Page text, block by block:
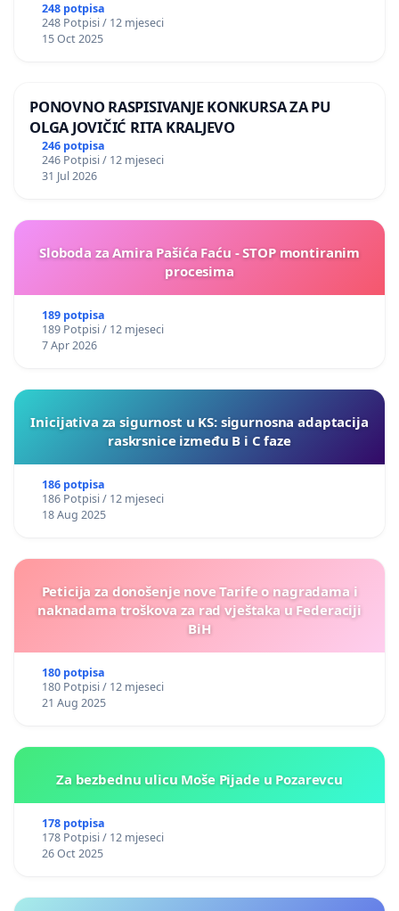
248 potpisa
248 Potpisi / 12 mjeseci
15 Oct 2025
PONOVNO RASPISIVANJE KONKURSA ZA PU
OLGA JOVIČIĆ RITA KRALJEVO
246 potpisa
246 Potpisi / 12 mjeseci
31 Jul 2026
Sloboda za Amira Pašića Faću - STOP montiranim
procesima
189 potpisa
189 Potpisi / 12 mjeseci
7 Apr 2026
Inicijativa za sigurnost u KS: sigurnosna adaptacija
raskrsnice između B i C faze
186 potpisa
186 Potpisi / 12 mjeseci
18 Aug 2025
Peticija za donošenje nove Tarife o nagradama i
naknadama troškova za rad vještaka u Federaciji
BiH
180 potpisa
180 Potpisi / 12 mjeseci
21 Aug 2025
Za bezbednu ulicu Moše Pijade u Pozarevcu
178 potpisa
178 Potpisi / 12 mjeseci
26 Oct 2025